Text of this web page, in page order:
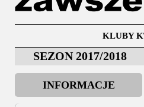
KLUBY
SEZON 2017/2018
INFORMACJE